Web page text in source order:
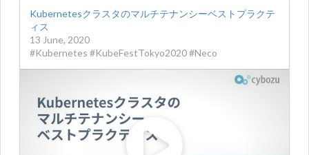
Kubernetesクラスタのマルチテナンシーベストプラクテ
ィス
13 June, 2020
#Kubernetes #KubeFestTokyo2020 #Neco